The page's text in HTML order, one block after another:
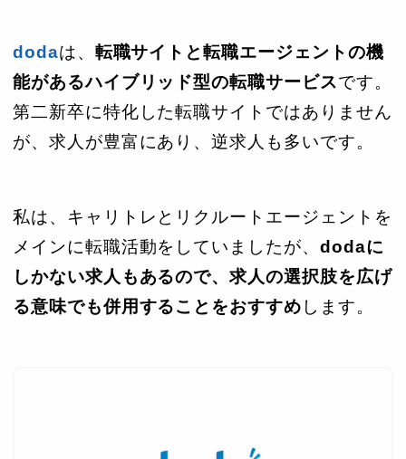
dodaは、 転職サイトと転職エージェントの機
能があるハイブリッド型の転職サービスです。
第二新卒に特化した転職サイトではありません
が、求人が豊富にあり、逆求人も多いです。
私は、キャリトレとリクルートエージェントを
メインに転職活動をしていましたが、 dodaに
しかない求人もあるので、求人の選択肢を広げ
る意味でも併用することをおすすめ します。